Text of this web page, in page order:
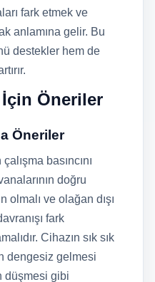
fark etmek ve
anlamına gelir. Bu
destekler hem de
Öneriler
Öneriler
basıncını
doğru
olmalı ve olağan dışı
fark
Cihazın sık sık
dengesiz gelmesi
düşmesi gibi